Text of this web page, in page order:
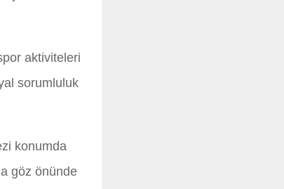
aktiviteleri
sorumluluk
konumda
göz önünde